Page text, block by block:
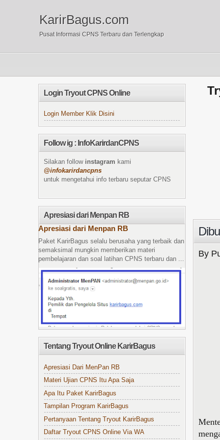
KarirBagus.com
Pusat Informasi CPNS Terbaru dan Terlengkap
By
Login Tryout CPNS Online
Login Member Klik Disini
Follow ig : InfoKarirdanCPNS
Silakan follow instagram kami
@infokarirdancpns
untuk mengetahui info terbaru seputar CPNS
Apresiasi dari Menpan RB
Apresiasi dari Menpan RB
Paket KarirBagus selalu berusaha yang terbaik dan
semaksimal mungkin memberikan materi
pembelajaran dan soal latihan CPNS terbaru dan ...
Tentang Tryout Online KarirBagus
Apresiasi Dari MenPan RB
Materi Ujian CPNS Itu Apa Saja
Apa Itu Paket KarirBagus
Tampilan Program KarirBagus
Pertanyaan Tentang Tryout KarirBagus
Daftar Tryout CPNS Online Via WA